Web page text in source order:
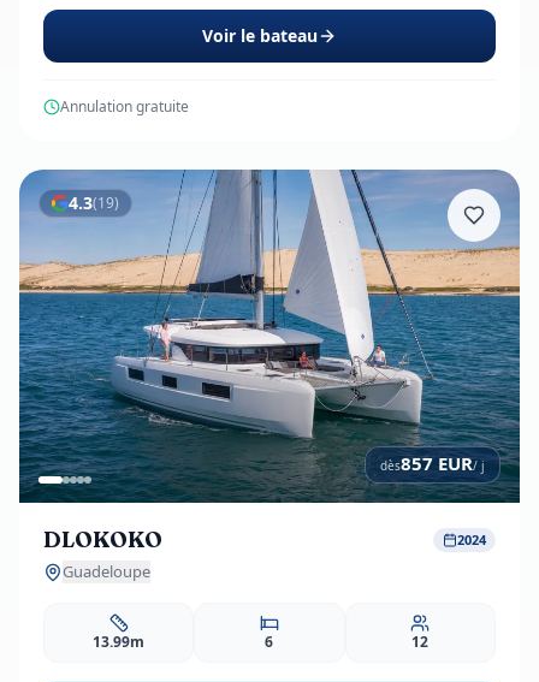
Voir le bateau
Annulation gratuite
4.3(19)
dès857 EUR/ j
DLOKOKO 2024
Guadeloupe
13.99m 6 12